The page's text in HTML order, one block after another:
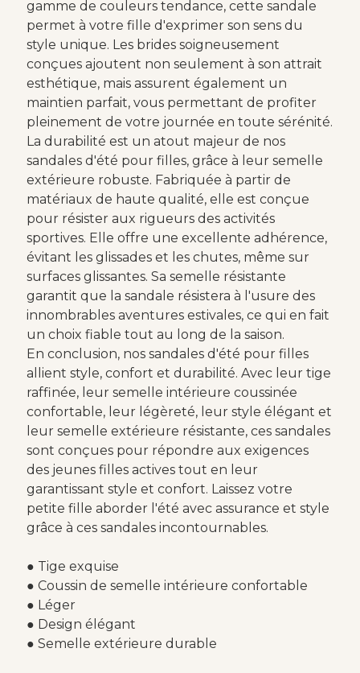
gamme de couleurs tendance, cette sandale
permet à votre fille d'exprimer son sens du
style unique. Les brides soigneusement
conçues ajoutent non seulement à son attrait
esthétique, mais assurent également un
maintien parfait, vous permettant de profiter
pleinement de votre journée en toute sérénité.
La durabilité est un atout majeur de nos
sandales d'été pour filles, grâce à leur semelle
extérieure robuste. Fabriquée à partir de
matériaux de haute qualité, elle est conçue
pour résister aux rigueurs des activités
sportives. Elle offre une excellente adhérence,
évitant les glissades et les chutes, même sur
surfaces glissantes. Sa semelle résistante
garantit que la sandale résistera à l'usure des
innombrables aventures estivales, ce qui en fait
un choix fiable tout au long de la saison.
En conclusion, nos sandales d'été pour filles
allient style, confort et durabilité. Avec leur tige
raffinée, leur semelle intérieure coussinée
confortable, leur légèreté, leur style élégant et
leur semelle extérieure résistante, ces sandales
sont conçues pour répondre aux exigences
des jeunes filles actives tout en leur
garantissant style et confort. Laissez votre
petite fille aborder l'été avec assurance et style
grâce à ces sandales incontournables.
● Tige exquise
● Coussin de semelle intérieure confortable
● Léger
● Design élégant
● Semelle extérieure durable